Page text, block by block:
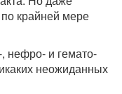
крайней мере
нефро- и гемато-
неожиданных